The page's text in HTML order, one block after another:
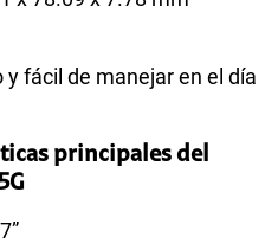
fácil de manejar en el día
principales del